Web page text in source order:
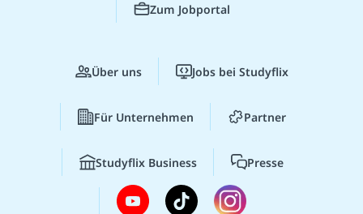
Zum Jobportal
Über uns Jobs bei Studyflix
Für Unternehmen Partner
Studyflix Business Presse